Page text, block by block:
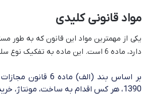
مواد قانونی کلیدی
یکی از مهمترین مواد این قانون که به طور
دارد، ماده 6 است. این ماده به تفکیک نوع سلاح، میزان مجازات حبس و جزای نقدی را مشخص کرده است:
بر اساس بند
1390، هر کس اقدام به ساخت، مونتاژ،